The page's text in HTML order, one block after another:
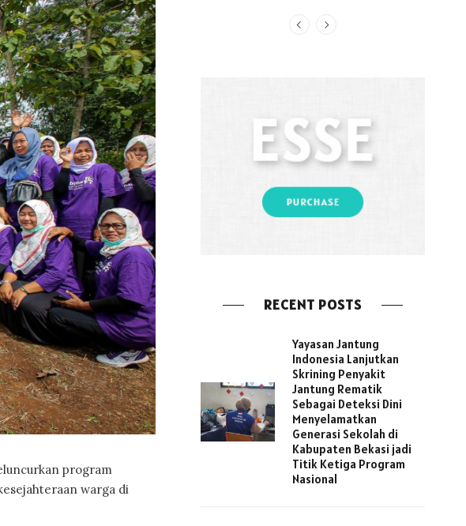
program
warga di
RECENT POSTS
Yayasan Jantung
Indonesia Lanjutkan
Skrining Penyakit
Jantung Rematik
Sebagai Deteksi Dini
Menyelamatkan
Generasi Sekolah di
Kabupaten Bekasi jadi
Titik Ketiga Program
Nasional